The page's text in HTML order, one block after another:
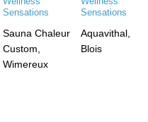
Sauna Chaleur
Custom,
Wimereux
Aquavithal,
Blois